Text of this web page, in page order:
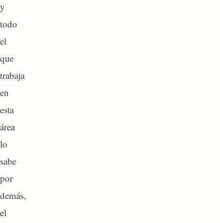
y
todo
el
que
trabaja
en
esta
área
lo
sabe
por
demás,
el